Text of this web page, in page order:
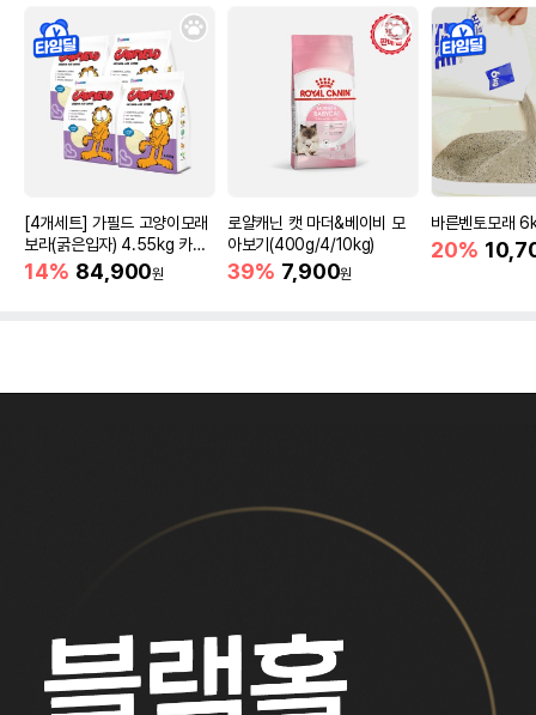
[4개세트] 가필드 고양이모래
보라(굵은입자) 4.55kg 카사
바모래
14% 84,900원
로얄캐닌 캣 마더&베이비 모
아보기(400g/4/10kg)
39% 7,900원
바른벤토모래
20%